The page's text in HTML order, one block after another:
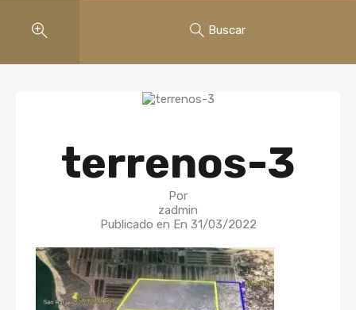
Buscar
terrenos-3
Por
zadmin
Publicado en En 31/03/2022